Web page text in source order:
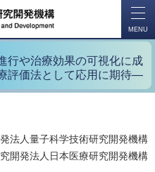
MENU
行や治療効果の可視化に成
評価法として応用に期待―
法人量子科学技術研究開発機構
開発法人日本医療研究開発機構